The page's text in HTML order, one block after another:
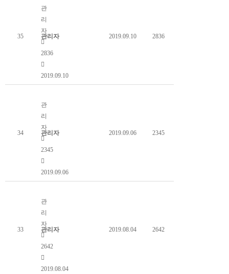
35
관
리
자
2836
2019.09.10
관리자 2019.09.10 2836
34
관
리
자
2345
2019.09.06
관리자 2019.09.06 2345
33
관
리
자
2642
2019.08.04
관리자 2019.08.04 2642